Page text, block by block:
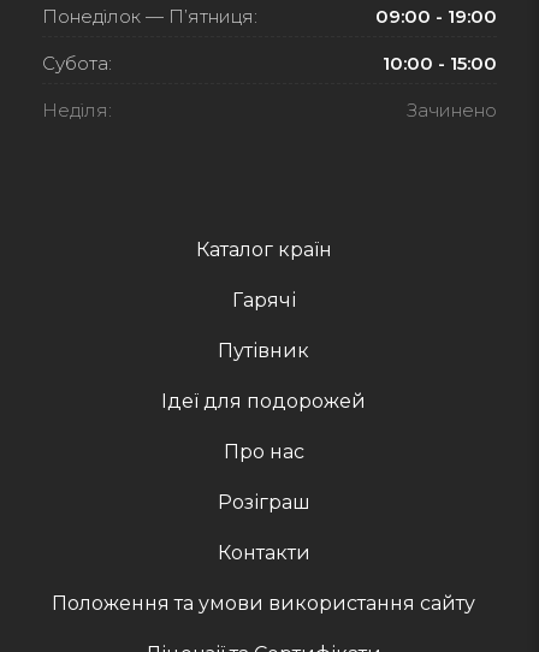
Каталог країн
Гарячі
Путівник
Ідеї для подорожей
Про нас
Розіграш
Контакти
Положення та умови використання сайту
Понеділок — П’ятниця: 09:00 - 19:00
Субота: 10:00 - 15:00
Неділя: Зачинено